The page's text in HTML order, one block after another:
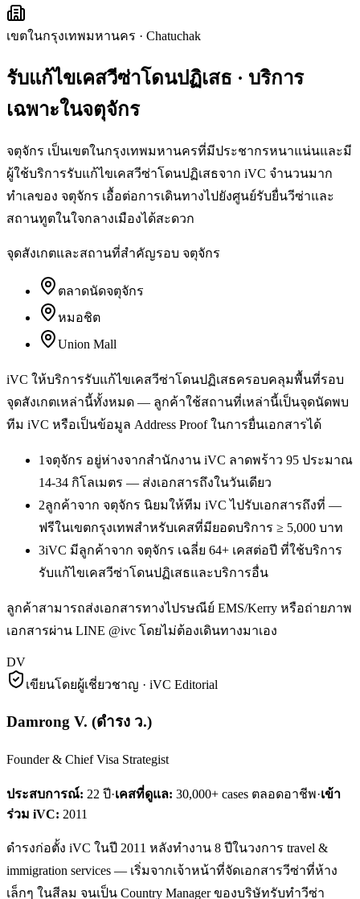
เขตในกรุงเทพมหานคร · Chatuchak
รับแก้ไขเคสวีซ่าโดนปฏิเสธ · บริการ
เฉพาะในจตุจักร
จตุจักร เป็นเขตในกรุงเทพมหานครที่มีประชากรหนาแน่นและมี
ผู้ใช้บริการรับแก้ไขเคสวีซ่าโดนปฏิเสธจาก iVC จำนวนมาก
ทำเลของ จตุจักร เอื้อต่อการเดินทางไปยังศูนย์รับยื่นวีซ่าและ
สถานทูตในใจกลางเมืองได้สะดวก
จุดสังเกตและสถานที่สำคัญรอบ จตุจักร
ตลาดนัดจตุจักร
หมอชิต
Union Mall
iVC ให้บริการรับแก้ไขเคสวีซ่าโดนปฏิเสธครอบคลุมพื้นที่รอบ
จุดสังเกตเหล่านี้ทั้งหมด — ลูกค้าใช้สถานที่เหล่านี้เป็นจุดนัดพบ
ทีม iVC หรือเป็นข้อมูล Address Proof ในการยื่นเอกสารได้
1จตุจักร อยู่ห่างจากสำนักงาน iVC ลาดพร้าว 95 ประมาณ
14-34 กิโลเมตร — ส่งเอกสารถึงในวันเดียว
2ลูกค้าจาก จตุจักร นิยมให้ทีม iVC ไปรับเอกสารถึงที่ —
ฟรีในเขตกรุงเทพสำหรับเคสที่มียอดบริการ ≥ 5,000 บาท
3iVC มีลูกค้าจาก จตุจักร เฉลี่ย 64+ เคสต่อปี ที่ใช้บริการ
รับแก้ไขเคสวีซ่าโดนปฏิเสธและบริการอื่น
ลูกค้าสามารถส่งเอกสารทางไปรษณีย์ EMS/Kerry หรือถ่ายภาพ
เอกสารผ่าน LINE @ivc โดยไม่ต้องเดินทางมาเอง
DV
เขียนโดยผู้เชี่ยวชาญ · iVC Editorial
Damrong V. (ดำรง ว.)
Founder & Chief Visa Strategist
ประสบการณ์: 22 ปี·เคสที่ดูแล: 30,000+ cases ตลอดอาชีพ·เข้า
ร่วม iVC: 2011
ดำรงก่อตั้ง iVC ในปี 2011 หลังทำงาน 8 ปีในวงการ travel &
immigration services — เริ่มจากเจ้าหน้าที่จัดเอกสารวีซ่าที่ห้าง
เล็กๆ ในสีลม จนเป็น Country Manager ของบริษัทรับทำวีซ่า